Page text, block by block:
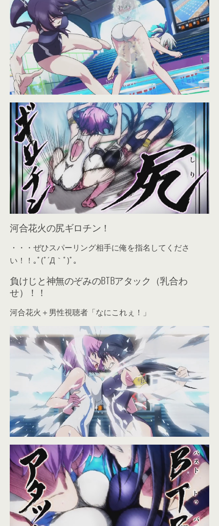
河合花火の尻ギロチン！
・・・ぜひスパーリング相手に俺を指名してくださ
い！！｡ﾟ(ﾟ´Д｀ﾟ)ﾟ｡
負けじと神無のぞみのBTBアタック（乳合わ
せ）！！
河合花火＋男性視聴者「なにこれぇ！」